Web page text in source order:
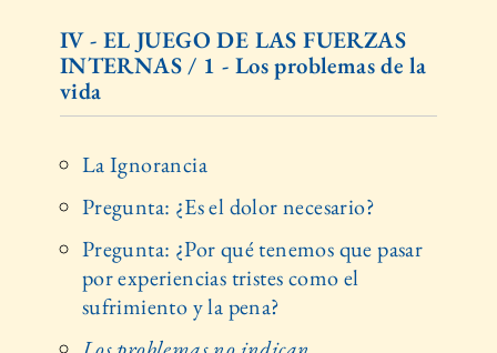
IV - EL JUEGO DE LAS FUERZAS
INTERNAS / 1 - Los problemas de la
vida
La Ignorancia
Pregunta: ¿Es el dolor necesario?
Pregunta: ¿Por qué tenemos que pasar
por experiencias tristes como el
sufrimiento y la pena?